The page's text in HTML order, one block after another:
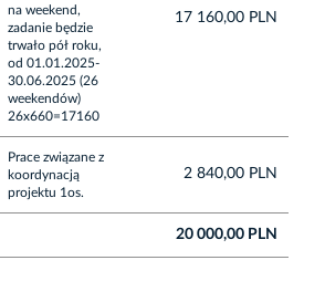
na weekend,
zadanie będzie
trwało pół roku,
od 01.01.2025-
30.06.2025 (26
weekendów)
26x660=17160
17 160,00 PLN
Prace związane z
koordynacją
projektu 1os.
2 840,00 PLN
20 000,00 PLN